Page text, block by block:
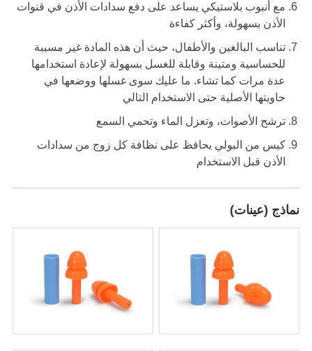
مع أنبوب بلاستيكي يساعد على دفع سدادات الأذن في قنوات
الأذن بسهولة، وأكثر كفاءة
تناسب البالغين والأطفال، حيث أن هذه المادة غير مسببة
للحساسية ومتينة وقابلة للغسل بسهولة لإعادة استخدامها
عدة مرات كما تشاء. ما عليك سوى غسلها ووضعها في
حاويتها الأصلية حتى الاستخدام التالي
ترشح الأصوات، وتعزل الماء وتحمي السمع
كيس من البولي يحافظ على نظافة كل زوج من سدادات
الأذن قبل الاستخدام
نماذج (عينات)